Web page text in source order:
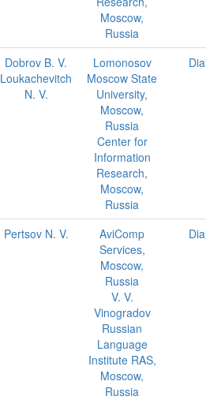
Moscow,
Russia
Dobrov B. V.
Loukachevitch
N. V.
Lomonosov
Moscow State
University,
Moscow,
Russia
Center for
Information
Research,
Moscow,
Russia
Pertsov N. V.
AviComp
Services,
Moscow,
Russia
V. V.
Vinogradov
Russian
Language
Institute RAS,
Moscow,
Russia